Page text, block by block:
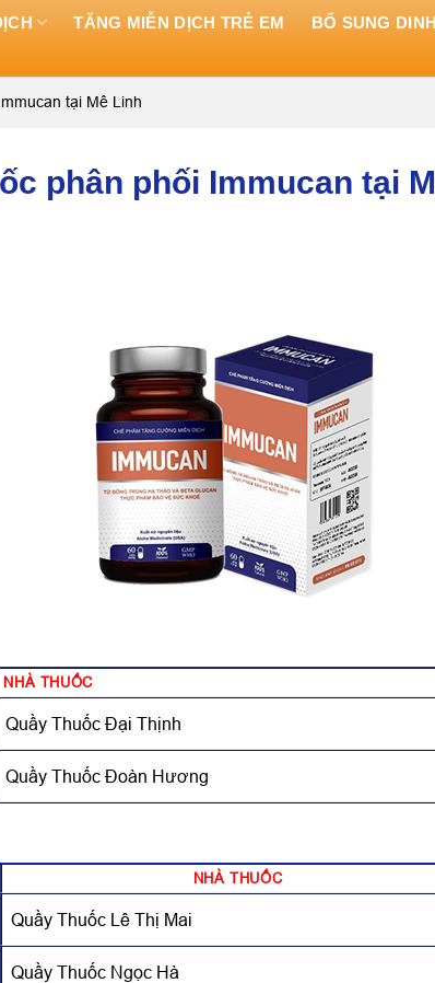
TĂNG MIỄN DỊCH TRẺ EM BỔ SUNG
tại Mê Linh
phân phối Immucan tại
NHÀ THUỐC
Quầy Thuốc Đại Thịnh
Quầy Thuốc Đoàn Hương
NHÀ THUỐC
Quầy Thuốc Lê Thị Mai
Quầy Thuốc Ngọc Hà